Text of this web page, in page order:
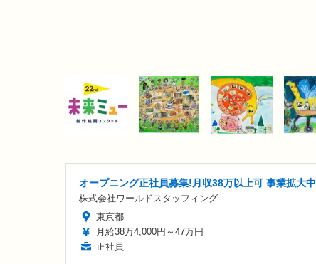
オープニング正社員募集!月収38万以上可 事業拡大中
株式会社ワールドスタッフィング
東京都
月給38万4,000円～47万円
正社員